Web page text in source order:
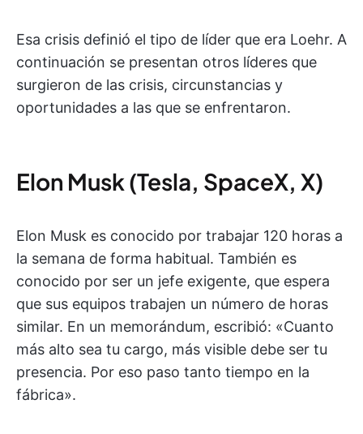
Esa crisis definió el tipo de líder que era Loehr. A
continuación se presentan otros líderes que
surgieron de las crisis, circunstancias y
oportunidades a las que se enfrentaron.
Elon Musk (Tesla, SpaceX, X)
Elon Musk es conocido por trabajar 120 horas a
la semana de forma habitual. También es
conocido por ser un jefe exigente, que espera
que sus equipos trabajen un número de horas
similar. En un memorándum, escribió: «Cuanto
más alto sea tu cargo, más visible debe ser tu
presencia. Por eso paso tanto tiempo en la
fábrica».